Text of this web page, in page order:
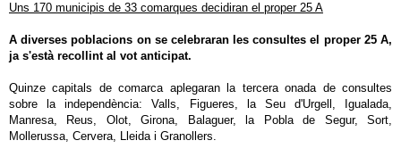
Uns 170 municipis de 33 comarques decidiran el proper 25 A
A diverses poblacions on se celebraran les consultes el proper 25 A,
ja s'està recollint al vot anticipat.
Quinze capitals de comarca aplegaran la tercera onada de consultes
sobre la independència: Valls, Figueres, la Seu d'Urgell, Igualada,
Manresa, Reus, Olot, Girona, Balaguer, la Pobla de Segur, Sort,
Mollerussa, Cervera, Lleida i Granollers.